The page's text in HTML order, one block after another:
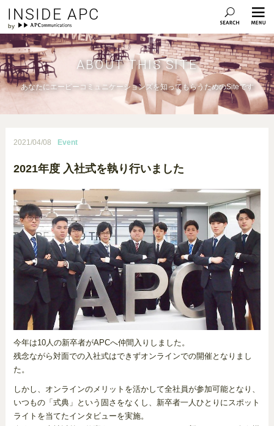
INSIDE APC
ABOUT THIS SITE
あなたにエーピーコミュニケーションズを知ってもらうためのSiteです
2021/04/08 Event
2021年度 入社式を執り行いました
今年は10人の新卒者がAPCへ仲間入りしました。
残念ながら対面での入社式はできずオンラインでの開催となりまし
た。
しかし、オンラインのメリットを活かして全社員が参加可能となり、
いつもの「式典」という固さをなくし、新卒者一人ひとりにスポット
ライトを当てたインタビューを実施。